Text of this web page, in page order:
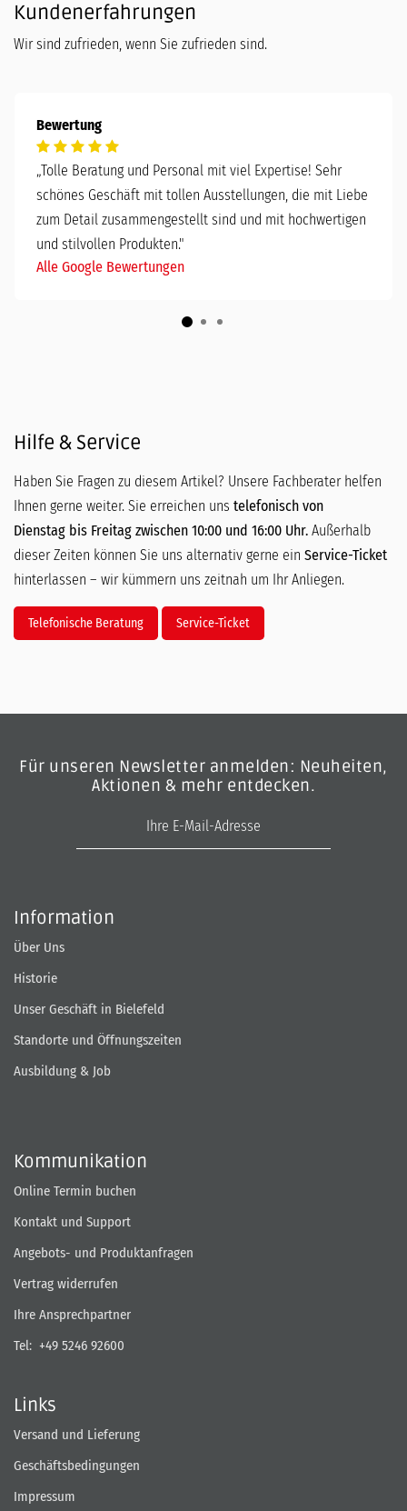
Kundenerfahrungen
Wir sind zufrieden, wenn Sie zufrieden sind.
Bewertung
„Tolle Beratung und Personal mit viel Expertise! Sehr
schönes Geschäft mit tollen Ausstellungen, die mit Liebe
zum Detail zusammengestellt sind und mit hochwertigen
und stilvollen Produkten."
Alle Google Bewertungen
Hilfe & Service
Haben Sie Fragen zu diesem Artikel? Unsere Fachberater helfen
Ihnen gerne weiter. Sie erreichen uns telefonisch von
Dienstag bis Freitag zwischen 10:00 und 16:00 Uhr. Außerhalb
dieser Zeiten können Sie uns alternativ gerne ein Service-Ticket
hinterlassen – wir kümmern uns zeitnah um Ihr Anliegen.
Telefonische Beratung Service-Ticket
Für unseren Newsletter anmelden: Neuheiten,
Aktionen & mehr entdecken.
Information
Über Uns
Historie
Unser Geschäft in Bielefeld
Standorte und Öffnungszeiten
Ausbildung & Job
Kommunikation
Online Termin buchen
Kontakt und Support
Angebots- und Produktanfragen
Vertrag widerrufen
Ihre Ansprechpartner
Tel: +49 5246 92600
Links
Versand und Lieferung
Geschäftsbedingungen
Impressum